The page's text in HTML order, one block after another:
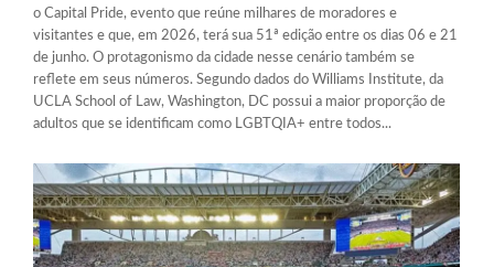
o Capital Pride, evento que reúne milhares de moradores e
visitantes e que, em 2026, terá sua 51ª edição entre os dias 06 e 21
de junho. O protagonismo da cidade nesse cenário também se
reflete em seus números. Segundo dados do Williams Institute, da
UCLA School of Law, Washington, DC possui a maior proporção de
adultos que se identificam como LGBTQIA+ entre todos...